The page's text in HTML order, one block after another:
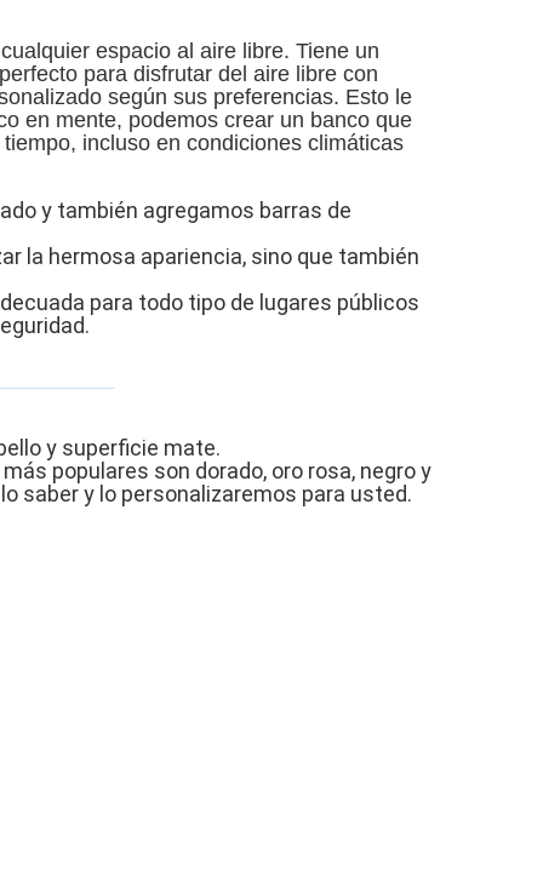
espacio al aire libre. Tiene un
para disfrutar del aire libre con
según sus preferencias. Esto le
en mente, podemos crear un banco que
incluso en condiciones climáticas
y también agregamos barras de
la hermosa apariencia, sino que también
para todo tipo de lugares públicos
y superficie mate.
populares son dorado, oro rosa, negro y
saber y lo personalizaremos para usted.